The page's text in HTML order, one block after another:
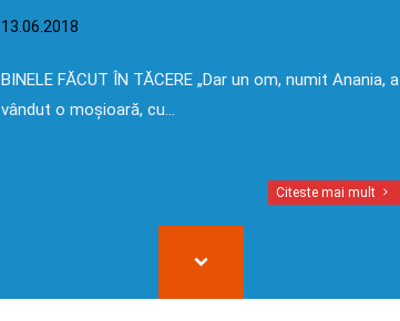
13.06.2018
BINELE FĂCUT ÎN TĂCERE „Dar un om, numit Anania, a
vândut o moșioară, cu…
Citeste mai mult